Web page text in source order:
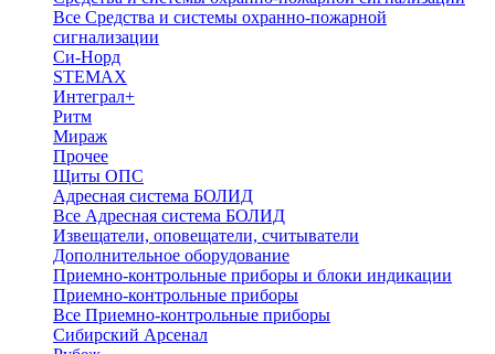
Все Средства и системы охранно-пожарной
сигнализации
Си-Норд
STEMAX
Интеграл+
Ритм
Мираж
Прочее
Щиты ОПС
Адресная система БОЛИД
Все Адресная система БОЛИД
Извещатели, оповещатели, считыватели
Дополнительное оборудование
Приемно-контрольные приборы и блоки индикации
Приемно-контрольные приборы
Все Приемно-контрольные приборы
Сибирский Арсенал